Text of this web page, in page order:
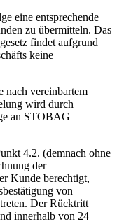
eine entsprechende
zu übermitteln. Das
findet aufgrund
keine
nach vereinbartem
wird durch
an STOBAG
4.2. (demnach ohne
der
Kunde berechtigt,
von
Der Rücktritt
innerhalb von 24